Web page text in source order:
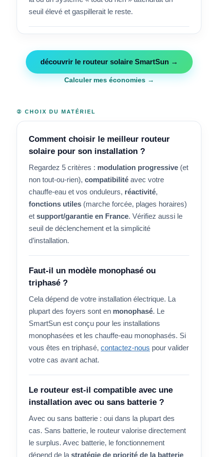
seuil élevé et gaspillerait le reste.
découvrir le routeur solaire SmartSun →
Calculer mes économies →
② CHOIX DU MATÉRIEL
Comment choisir le meilleur routeur
solaire pour son installation ?
Regardez 5 critères : modulation progressive (et
non tout-ou-rien),compatibilité avec votre
chauffe-eau et vos onduleurs, réactivité,
fonctions utiles (marche forcée, plages horaires)
etsupport/garantie en France. Vérifiez aussi le
seuil de déclenchement et la simplicité
d’installation.
Faut-il un modèle monophasé ou
triphasé ?
Cela dépend de votre installation électrique. La
plupart des foyers sont en monophasé. Le
SmartSun est conçu pour les installations
monophasées et les chauffe-eau monophasés. Si
vous êtes en triphasé,contactez-nous pour valider
votre cas avant achat.
Le routeur est-il compatible avec une
installation avec ou sans batterie ?
Avec ou sans batterie : oui dans la plupart des
cas. Sans batterie, le routeur valorise directement
le surplus. Avec batterie, le fonctionnement
dépend de lastratégie de priorité de la batterie